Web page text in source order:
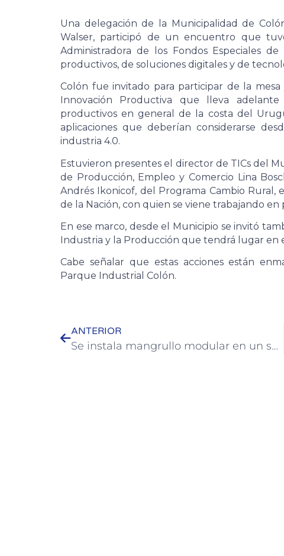
Una delegación de la Municipalidad de
Walser, participó de un encuentro que
Administradora de los Fondos Especiales
productivos, de soluciones digitales y de
Colón fue invitado para participar de la
Innovación Productiva que lleva
productivos en general de la costa del
aplicaciones que deberían considerarse
industria 4.0.
Estuvieron presentes el director de TICs del
de Producción, Empleo y Comercio Lina
Andrés Ikonicof, del Programa Cambio
de la Nación, con quien se viene trabajando
En ese marco, desde el Municipio se invitó
Industria y la Producción que tendrá lugar en
Cabe señalar que estas acciones están
Parque Industrial Colón.
ANTERIOR
Se instala mangrullo modular en un sector de juegos de la plaza Artigas